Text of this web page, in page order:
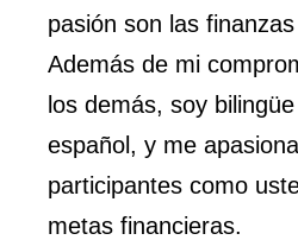
pasión son las
Además de mi
los demás, soy
español, y me
participantes como
metas financieras.